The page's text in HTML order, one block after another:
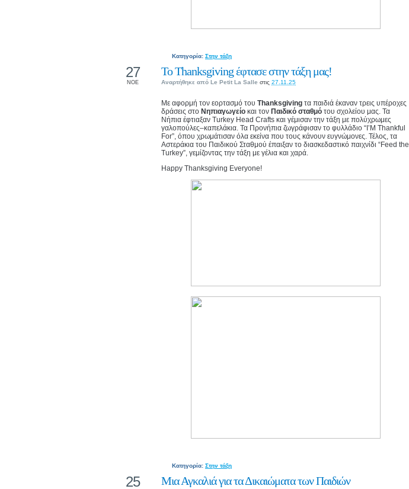
Κατηγορία: Στην τάξη
Το Thanksgiving έφτασε στην τάξη μας!
Αναρτήθηκε από Le Petit La Salle στις 27.11.25
27
ΝΟΕ
Με αφορμή τον εορτασμό του Thanksgiving τα παιδιά έκαναν τρεις υπέροχες
δράσεις στο Νηπιαγωγείο και τον Παιδικό σταθμό του σχολείου μας. Τα
Νήπια έφτιαξαν Turkey Head Crafts και γέμισαν την τάξη με πολύχρωμες
γαλοπούλες–καπελάκια. Τα Προνήπια ζωγράφισαν το φυλλάδιο “I’M Thankful
For”, όπου χρωμάτισαν όλα εκείνα που τους κάνουν ευγνώμονες. Τέλος, τα
Αστεράκια του Παιδικού Σταθμού έπαιξαν το διασκεδαστικό παιχνίδι “Feed the
Turkey”, γεμίζοντας την τάξη με γέλια και χαρά.
Happy Thanksgiving Everyone!
Κατηγορία: Στην τάξη
Μια Αγκαλιά για τα Δικαιώματα των Παιδιών
25